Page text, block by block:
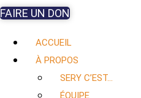
FAIRE UN DON
ACCUEIL
À PROPOS
SERY C’EST…
ÉQUIPE